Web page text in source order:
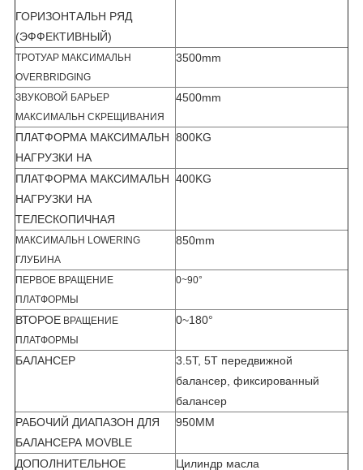
ГОРИЗОНТАЛЬН РЯД
(ЭФФЕКТИВНЫЙ)
ТРОТУАР МАКСИМАЛЬН
OVERBRIDGING
3500mm
ЗВУКОВОЙ БАРЬЕР
МАКСИМАЛЬН СКРЕЩИВАНИЯ
4500mm
ПЛАТФОРМА МАКСИМАЛЬН
НАГРУЗКИ НА
800KG
ПЛАТФОРМА МАКСИМАЛЬН
НАГРУЗКИ НА
ТЕЛЕСКОПИЧНАЯ
400KG
МАКСИМАЛЬН LOWERING
ГЛУБИНА
850mm
ПЕРВОЕ ВРАЩЕНИЕ
ПЛАТФОРМЫ
0~90°
ВТОРОЕВРАЩЕНИЕ
ПЛАТФОРМЫ
0~180°
БАЛАНСЕР
3.5T, 5T передвижной
балансер, фиксированный
балансер
РАБОЧИЙ ДИАПАЗОН ДЛЯ
БАЛАНСЕРА MOVBLE
950MM
ДОПОЛНИТЕЛЬНОЕ
Цилиндр масла